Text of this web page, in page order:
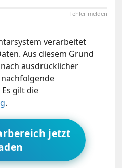
Fehler melden
verarbeitet
Aus diesem Grund
ausdrücklicher
gilt die
.
jetzt